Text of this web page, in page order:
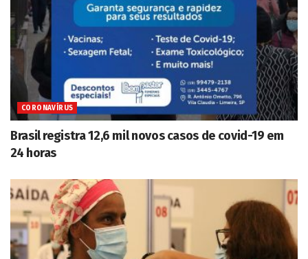
CORONAVÍRUS
Brasil registra 12,6 mil novos casos de covid-19 em
24 horas